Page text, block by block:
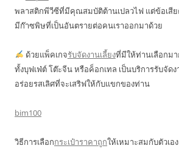
พลาสติกพีวีซีที่มีคุณสมบัติต้านเปลวไฟ แต่ข้อเสี
มีก๊าซพิษที่เป็นอันตรายต่อคนเราออกมาด้วย
ด้วยแพ็คเกจรับจัดงานเลี้ยงที่มีให้ท่านเลือกม
ทั้งบุฟเฟ่ต์ โต๊ะจีน หรือค็อกเทล เป็นบริการรับจัด
อร่อยรสเลิศที่จะเสริฟให้กับแขกของท่าน
bim100
วิธีการเลือกกระเป๋าราคาถูกให้เหมาะสมกับตัวเอง